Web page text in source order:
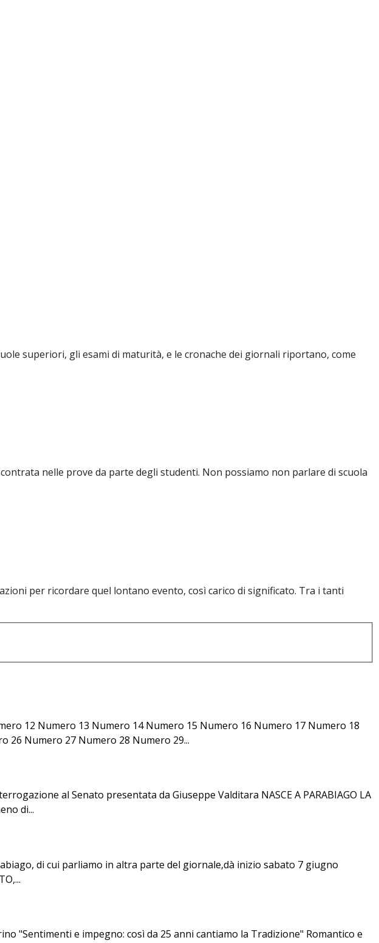
superiori, gli esami di maturità, e le cronache dei giornali riportano, come
nelle prove da parte degli studenti. Non possiamo non parlare di scuola
per ricordare quel lontano evento, così carico di significato. Tra i tanti
12 Numero 13 Numero 14 Numero 15 Numero 16 Numero 17 Numero 18
26 Numero 27 Numero 28 Numero 29...
al Senato presentata da Giuseppe Valditara NASCE A PARABIAGO LA
di...
di cui parliamo in altra parte del giornale,dà inizio sabato 7 giugno
"Sentimenti e impegno: così da 25 anni cantiamo la Tradizione" Romantico e